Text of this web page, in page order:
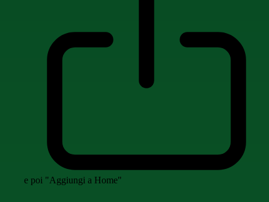
e poi "Aggiungi a Home"